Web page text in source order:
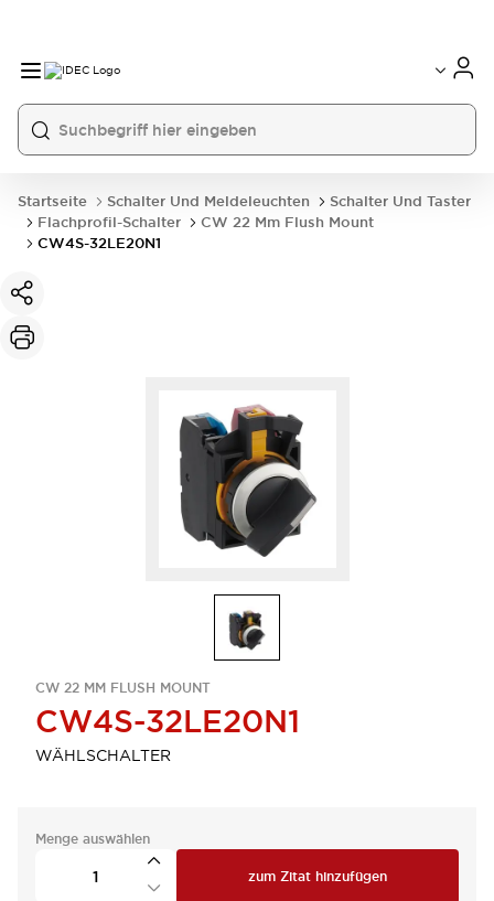
Startseite Schalter Und Meldeleuchten
Schalter Und Taster
Flachprofil-Schalter
CW 22 Mm Flush Mount
CW4S-32LE20N1
CW 22 MM FLUSH MOUNT
CW4S-32LE20N1
WÄHLSCHALTER
Menge auswählen
zum Zitat hinzufügen